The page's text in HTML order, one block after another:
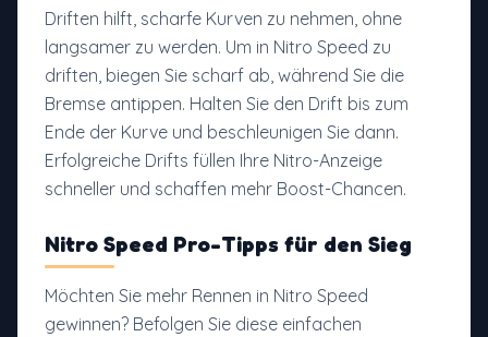
Driften hilft, scharfe Kurven zu nehmen, ohne
langsamer zu werden. Um in Nitro Speed zu
driften, biegen Sie scharf ab, während Sie die
Bremse antippen. Halten Sie den Drift bis zum
Ende der Kurve und beschleunigen Sie dann.
Erfolgreiche Drifts füllen Ihre Nitro-Anzeige
schneller und schaffen mehr Boost-Chancen.
Nitro Speed Pro-Tipps für den Sieg
Möchten Sie mehr Rennen in Nitro Speed
gewinnen? Befolgen Sie diese einfachen